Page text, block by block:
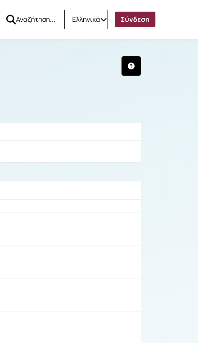
Ελληνικά Σύνδεση